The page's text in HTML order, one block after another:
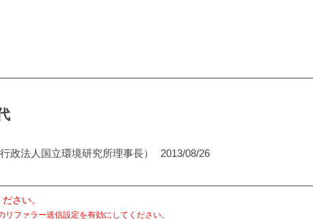
政法人国立環境研究所理事長） 2013/08/26
さい。
ファラー送信設定を有効にしてください。